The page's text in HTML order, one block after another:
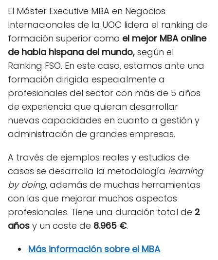
El Máster Executive MBA en Negocios
Internacionales de la UOC lidera el ranking de
formación superior como el mejor MBA online
de habla hispana del mundo, según el
Ranking FSO. En este caso, estamos ante una
formación dirigida especialmente a
profesionales del sector con más de 5 años
de experiencia que quieran desarrollar
nuevas capacidades en cuanto a gestión y
administración de grandes empresas.
A través de ejemplos reales y estudios de
casos se desarrolla la metodología learning
by doing, además de muchas herramientas
con las que mejorar muchos aspectos
profesionales. Tiene una duración total de 2
años y un coste de 8.965 €.
Más información sobre el MBA